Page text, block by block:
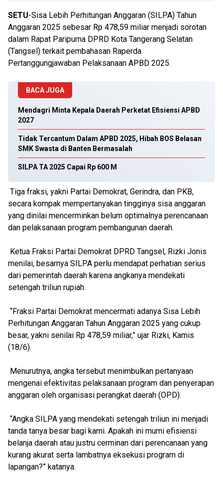
SETU-Sisa Lebih Perhitungan Anggaran (SILPA) Tahun
Anggaran 2025 sebesar Rp 478,59 miliar menjadi sorotan
dalam Rapat Paripurna DPRD Kota Tangerang Selatan
(Tangsel) terkait pembahasan Raperda
Pertanggungjawaban Pelaksanaan APBD 2025.
BACA JUGA
Mendagri Minta Kepala Daerah Perketat Efisiensi APBD
2027
Tidak Tercantum Dalam APBD 2025, Hibah BOS Belasan
SMK Swasta di Banten Bermasalah
SILPA TA 2025 Capai Rp 600 M
Tiga fraksi, yakni Partai Demokrat, Gerindra, dan PKB,
secara kompak mempertanyakan tingginya sisa anggaran
yang dinilai mencerminkan belum optimalnya perencanaan
dan pelaksanaan program pembangunan daerah.
Ketua Fraksi Partai Demokrat DPRD Tangsel, Rizki Jonis
menilai, besarnya SILPA perlu mendapat perhatian serius
dari pemerintah daerah karena angkanya mendekati
setengah triliun rupiah.
“Fraksi Partai Demokrat mencermati adanya Sisa Lebih
Perhitungan Anggaran Tahun Anggaran 2025 yang cukup
besar, yakni senilai Rp 478,59 miliar,” ujar Rizki, Kamis
(18/6).
Menurutnya, angka tersebut menimbulkan pertanyaan
mengenai efektivitas pelaksanaan program dan penyerapan
anggaran oleh organisasi perangkat daerah (OPD).
“Angka SILPA yang mendekati setengah triliun ini menjadi
tanda tanya besar bagi kami. Apakah ini murni efisiensi
belanja daerah atau justru cerminan dari perencanaan yang
kurang akurat serta lambatnya eksekusi program di
lapangan?” katanya.